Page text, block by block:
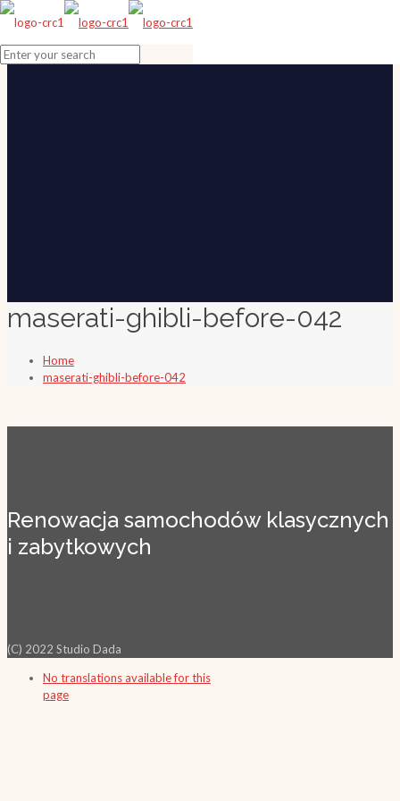
maserati-ghibli-before-042
Home
maserati-ghibli-before-042
Renowacja samochodów klasycznych
i zabytkowych
(C) 2022 Studio Dada
No translations available for this
page